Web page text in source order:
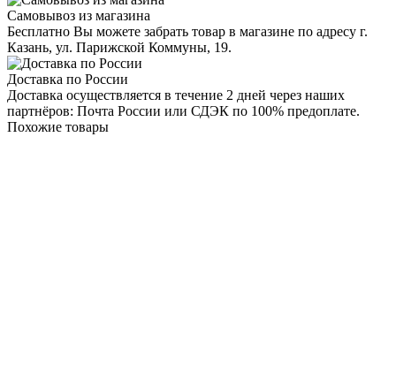
Самовывоз из магазина
Бесплатно Вы можете забрать товар в магазине по адресу г.
Казань, ул. Парижской Коммуны, 19.
Доставка по России
Доставка осуществляется в течение 2 дней через наших
партнёров: Почта России или СДЭК по 100% предоплате.
Похожие товары